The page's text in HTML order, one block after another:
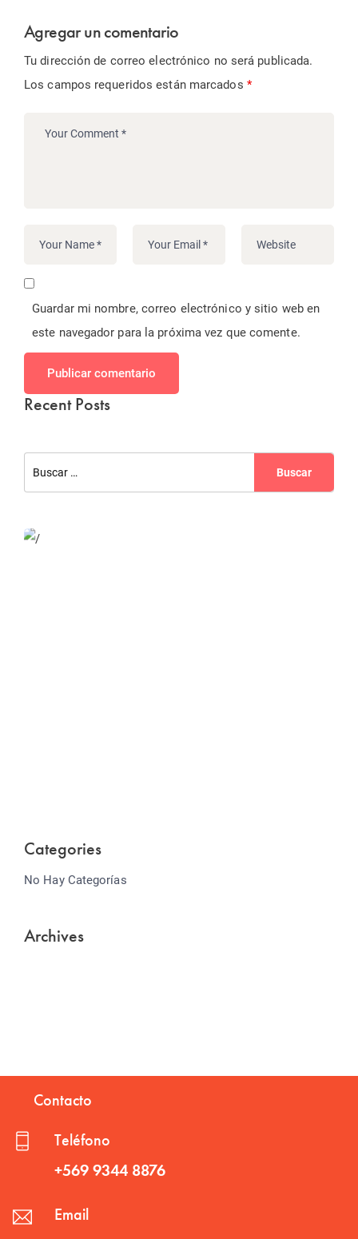
Agregar un comentario
Tu dirección de correo electrónico no será publicada.
Los campos requeridos están marcados *
Guardar mi nombre, correo electrónico y sitio web en
este navegador para la próxima vez que comente.
Publicar comentario
Recent Posts
Categories
No Hay Categorías
Archives
Contacto
Teléfono
+569 9344 8876
Email